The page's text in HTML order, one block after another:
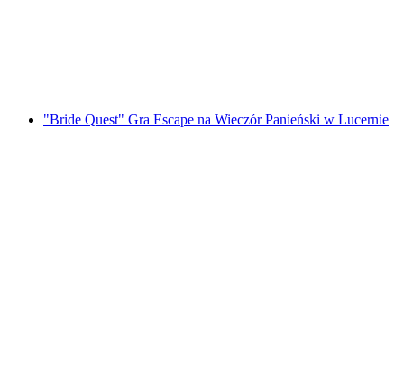
"Bride Quest" Gra Escape na Wieczór Panieński w Lucernie